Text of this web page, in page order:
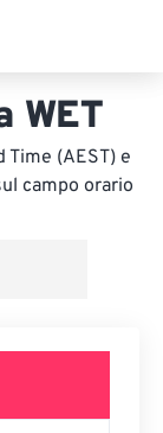
WET
Time (AEST) e
campo orario